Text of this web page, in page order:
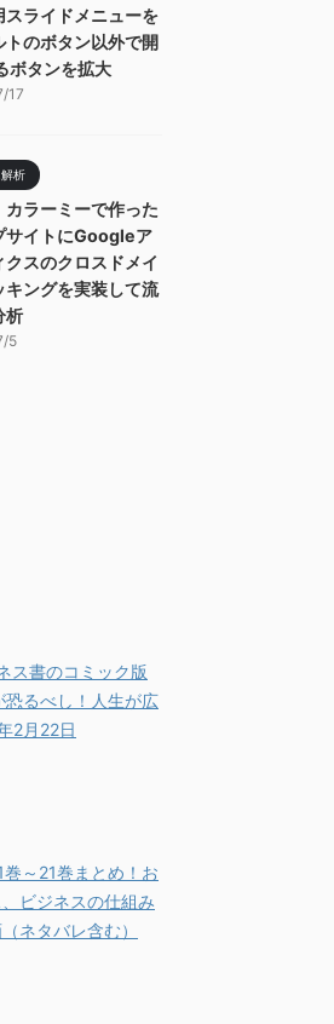
スライドメニューを
トのボタン以外で開
ボタンを拡大
17
析
カラーミーで作った
サイトにGoogleア
クスのクロスドメイ
キングを実装して流
析
5
ス書のコミック版
るべし！人生が広
2月22日
巻～21巻まとめ！お
ビジネスの仕組み
ネタバレ含む）